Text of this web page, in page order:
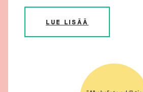
LUE LISÄÄ